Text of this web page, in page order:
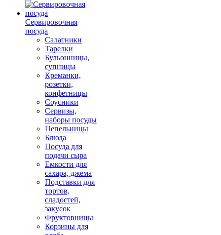
Сервировочная
посуда
Салатники
Тарелки
Бульонницы,
супницы
Креманки,
розетки,
конфетницы
Соусники
Сервизы,
наборы посуды
Пепельницы
Блюда
Посуда для
подачи сыра
Емкости для
сахара, джема
Подставки для
тортов,
сладостей,
закусок
Фруктовницы
Корзины для